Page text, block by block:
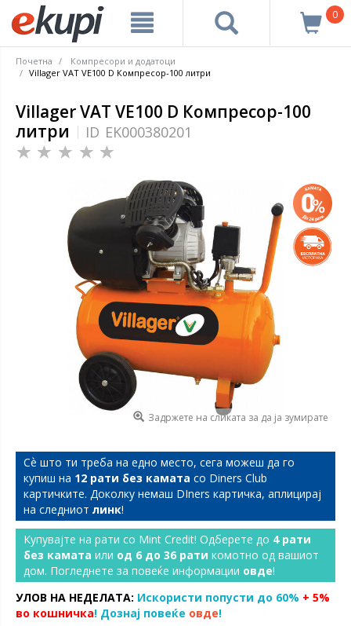
0
Почетна
Компресори и додатоци
Villager VAT VE100 D Компресор-100 литри
Villager VAT VE100 D Компресор-100
литри
ID EK000380201
Задржете на сликата за да ја зумирате
Сѐ што ти треба на едно место, сега можеш да го
купиш на 12 рати без камата со Diners Club
картичките. Доколку немаш DIners картичка, аплицирај
на следниот линк!
Купувајте на рати со Mint Credit! Одберете до 4 рати
без камата или од 6 до 36 рати комотно од вашиот
дом. Погледнете за повеќе информации овде!
УЛОВ НА НЕДЕЛАТА: Искористи попусти до 60% + 5%
во кошничка! Дознај повеќе овде!